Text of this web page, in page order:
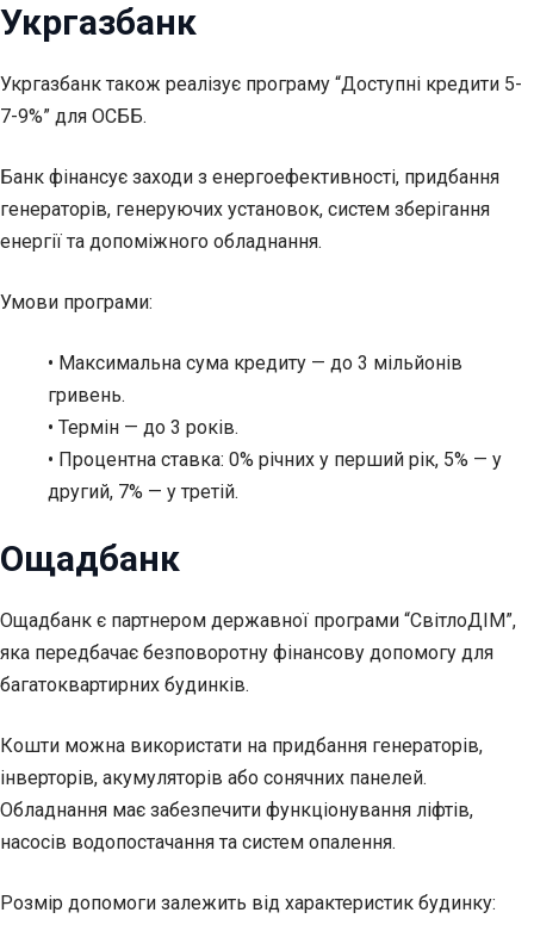
Укргазбанк
Укргазбанк також реалізує програму “Доступні кредити 5-
7-9%” для ОСББ.
Банк фінансує заходи з енергоефективності, придбання
генераторів, генеруючих установок, систем зберігання
енергії та допоміжного обладнання.
Умови програми:
• Максимальна сума кредиту — до 3 мільйонів
гривень.
• Термін — до 3 років.
• Процентна ставка: 0% річних у перший рік, 5% — у
другий, 7% — у третій.
Ощадбанк
Ощадбанк є партнером державної програми “СвітлоДІМ”,
яка передбачає безповоротну фінансову допомогу для
багатоквартирних будинків.
Кошти можна використати на придбання генераторів,
інверторів, акумуляторів або сонячних панелей.
Обладнання має забезпечити функціонування ліфтів,
насосів водопостачання та систем опалення.
Розмір допомоги залежить від характеристик будинку: